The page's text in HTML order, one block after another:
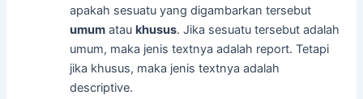
apakah sesuatu yang digambarkan tersebut
umum atau khusus. Jika sesuatu tersebut adalah
umum, maka jenis textnya adalah report. Tetapi
jika khusus, maka jenis textnya adalah
descriptive.